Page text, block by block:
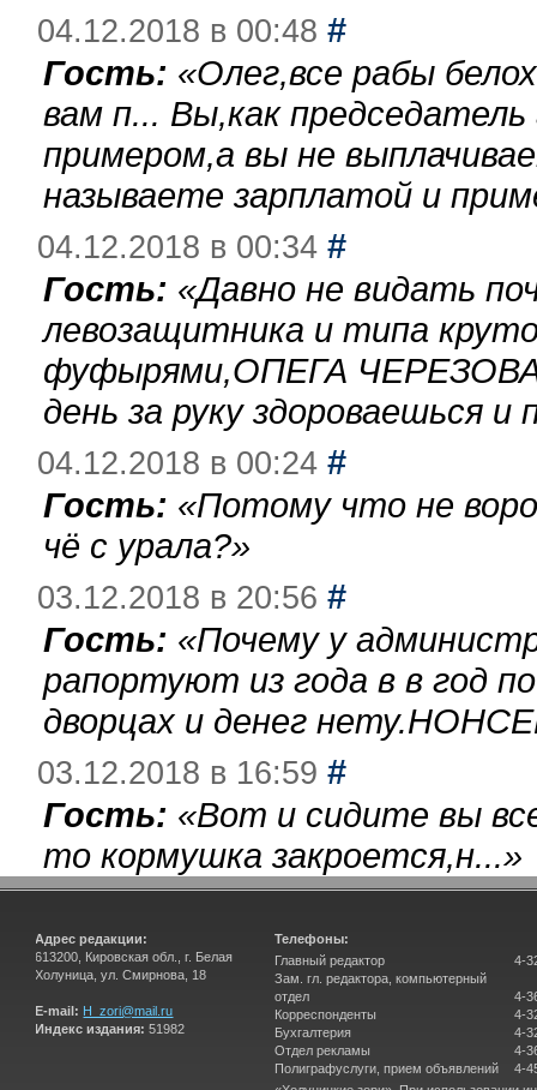
04.12.2018 в 00:48 #
Гость: «Олег,все рабы
вам п... Вы,как
примером,а вы не
называете зарплатой и
04.12.2018 в 00:34 #
Гость: «Давно не видать
левозащитника и типа
фуфырями,ОПЕГА
день за руку здороваешься
04.12.2018 в 00:24 #
Гость: «Потому что не
чё с урала?»
03.12.2018 в 20:56 #
Гость: «Почему у
рапортуют из года в в год
дворцах и денег
03.12.2018 в 16:59 #
Гость: «Вот и сидите вы
то кормушка закроется,н...»
Адрес редакции:
613200, Кировская обл., г. Белая
Холуница, ул. Смирнова, 18
E-mail: H_zori@mail.ru
Индекс издания: 51982
Телефоны:
Главный редактор
Зам. гл. редактора, компьютерный
отдел
Корреспонденты
Бухгалтерия
Отдел рекламы
Полиграфуслуги, прием объявлений
4-
4-
4-
4-
4-
4-